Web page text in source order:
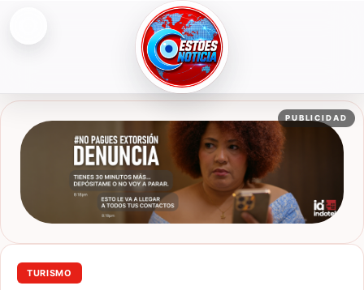
ESTOESNOTICIA|NOTICIAS
PUBLICIDAD
TURISMO